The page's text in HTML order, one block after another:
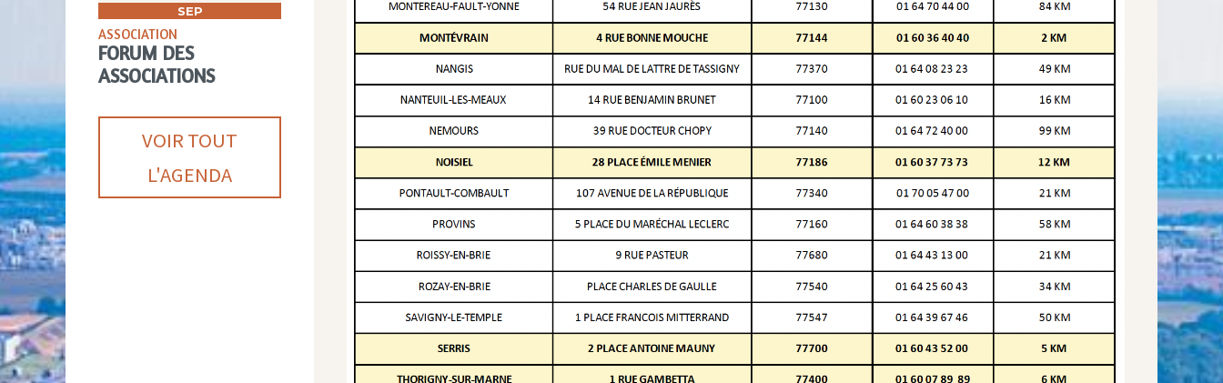
SEP
ASSOCIATION
FORUM DES
ASSOCIATIONS
VOIR TOUT
L'AGENDA